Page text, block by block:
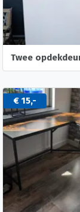
Twee
€ 15,-